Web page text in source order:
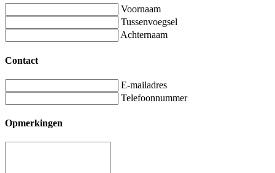
Voornaam
Tussenvoegsel
Achternaam
Contact
E-mailadres
Telefoonnummer
Opmerkingen